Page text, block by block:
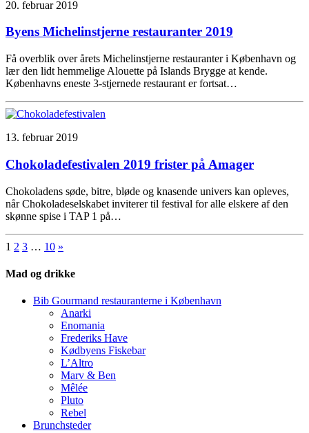
20. februar 2019
Byens Michelinstjerne restauranter 2019
Få overblik over årets Michelinstjerne restauranter i København og
lær den lidt hemmelige Alouette på Islands Brygge at kende.
Københavns eneste 3-stjernede restaurant er fortsat…
13. februar 2019
Chokoladefestivalen 2019 frister på Amager
Chokoladens søde, bitre, bløde og knasende univers kan opleves,
når Chokoladeselskabet inviterer til festival for alle elskere af den
skønne spise i TAP 1 på…
1 2 3 … 10 »
Mad og drikke
Bib Gourmand restauranterne i København
Anarki
Enomania
Frederiks Have
Kødbyens Fiskebar
L’Altro
Marv & Ben
Mêlée
Pluto
Rebel
Brunchsteder